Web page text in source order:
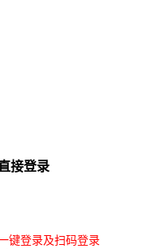
接登录
键登录及扫码登录